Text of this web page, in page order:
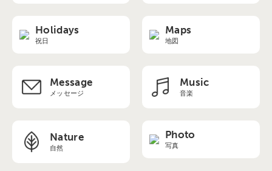
Holidays
祝日
Maps
地図
Message
メッセージ
Music
音楽
Nature
自然
Photo
写真